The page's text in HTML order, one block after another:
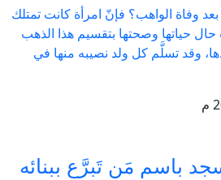
وفاة الواهب؟ فإنّ امرأة كانت تمتلك
حياتها وصحتها بتقسيم هذا الذهب
وقد تسلَّم كل ولد نصيبه منها في
باسم مَن تَبرَّع ببنائه